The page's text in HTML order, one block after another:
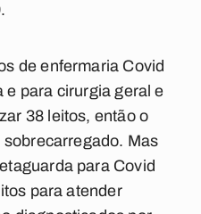
de enfermaria Covid
para cirurgia geral e
38 leitos, então o
Mas
para Covid
para atender